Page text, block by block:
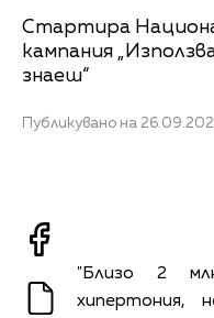
Стартира
кампания
знаеш“
Публикувано на
"Близо 2
хипертония,